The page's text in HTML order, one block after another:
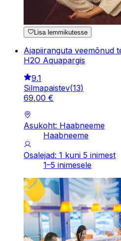
Lisa lemmikutesse
Ajapiiranguta veemõnud
H2O Aquapargis
9.1
Silmapaistev(13)
69,00 €
Asukoht: Haabneeme
Haabneeme
Osalejad: 1 kuni 5 inimest
1–5 inimesele